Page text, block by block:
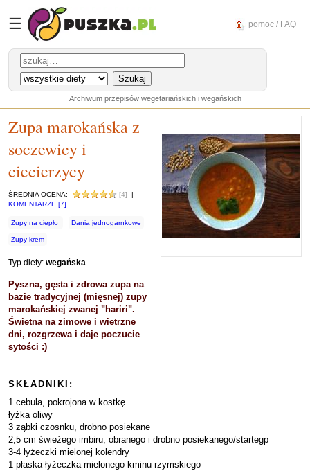
☰ pomoc / FAQ
Archiwum przepisów wegetariańskich i wegańskich
Zupa marokańska z
soczewicy i
ciecierzycy
ŚREDNIA OCENA: [4]
|
KOMENTARZE [7]
Zupy na ciepło Dania jednogarnkowe
Zupy krem
Typ diety: wegańska
Pyszna, gęsta i zdrowa zupa na
bazie tradycyjnej (mięsnej) zupy
marokańskiej zwanej "hariri".
Świetna na zimowe i wietrzne
dni, rozgrzewa i daje poczucie
sytości :)
SKŁADNIKI:
1 cebula, pokrojona w kostkę
łyżka oliwy
3 ząbki czosnku, drobno posiekane
2,5 cm świeżego imbiru, obranego i drobno posiekanego/startegp
3-4 łyżeczki mielonej kolendry
1 płaska łyżeczka mielonego kminu rzymskiego